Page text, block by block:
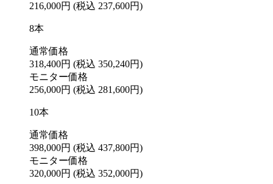
216,000円 (税込 237,600円)
8本
通常価格
318,400円 (税込 350,240円)
モニター価格
256,000円 (税込 281,600円)
10本
通常価格
398,000円 (税込 437,800円)
モニター価格
320,000円 (税込 352,000円)